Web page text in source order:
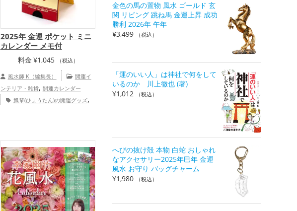
2025年 金運 ポケット ミニ
カレンダー メモ付
料金 ¥1,045 （税込）
風水師 K（編集長）
開運イ
ンテリア・雑貨, 開運カレンダー
瓢箪(ひょうたん)の開運グッズ,
年（令和7年）の開運グッズ,招き猫の
開運グッズ,ビジネスの開運グッズ
金運アップ
金色の馬の置物 風水 ゴールド 玄
関 リビング 跳ね馬 金運上昇 成功
勝利 2026年 午年
¥3,499 （税込）
「運のいい人」は神社で何をして
いるのか 川上徹也 (著)
¥1,012 （税込）
へびの抜け殻 本物 白蛇 おしゃれ
なアクセサリー2025年巳年 金運
風水 お守り バッグチャーム
¥1,980 （税込）